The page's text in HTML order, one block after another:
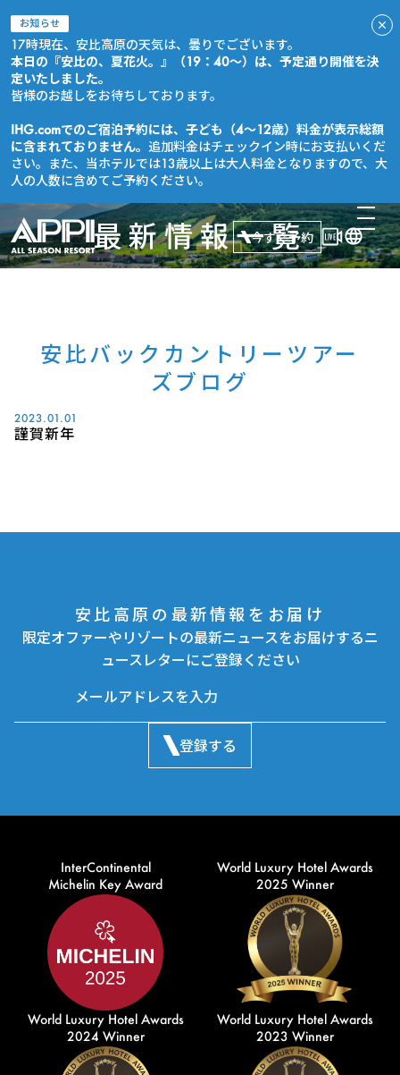
お知らせ
17時現在、安比高原の天気は、曇りでございます。
本日の『安比の、夏花火。』（19：40～）は、予定通り開催を決
定いたしました。
皆様のお越しをお待ちしております。
IHG.comでのご宿泊予約には、子ども（4～12歳）料金が表示総額
に含まれておりません。 追加料金はチェックイン時にお支払いくだ
さい。また、当ホテルでは13歳以上は大人料金となりますので、大
人の人数に含めてご予約ください。
今すぐ予約
最新情報一覧
安比バックカントリーツアー
ズブログ
2023.01.01
謹賀新年
安比高原の最新情報をお届け
限定オファーやリゾートの最新ニュースをお届けするニ
ュースレターにご登録ください
登録する
InterContinental
Michelin Key Award
World Luxury Hotel Awards
2025 Winner
World Luxury Hotel Awards
2024 Winner
World Luxury Hotel Awards
2023 Winner